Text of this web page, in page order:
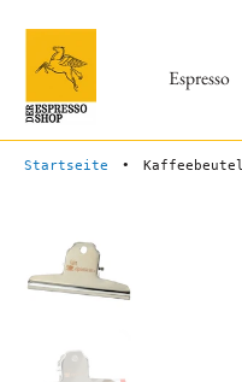
Zum
Inhalt
springen
Espresso
Startseite •
Springe
zu
den
Produktinformationen